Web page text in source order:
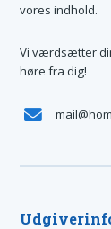
vores indhold.
Vi værdsætter
høre fra dig!